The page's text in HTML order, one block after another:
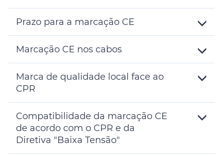
Details
Prazo para a marcação CE
Details
Marcação CE nos cabos
Details
Marca de qualidade local face ao
CPR
Details
Compatibilidade da marcação CE
de acordo com o CPR e da
Diretiva "Baixa Tensão"